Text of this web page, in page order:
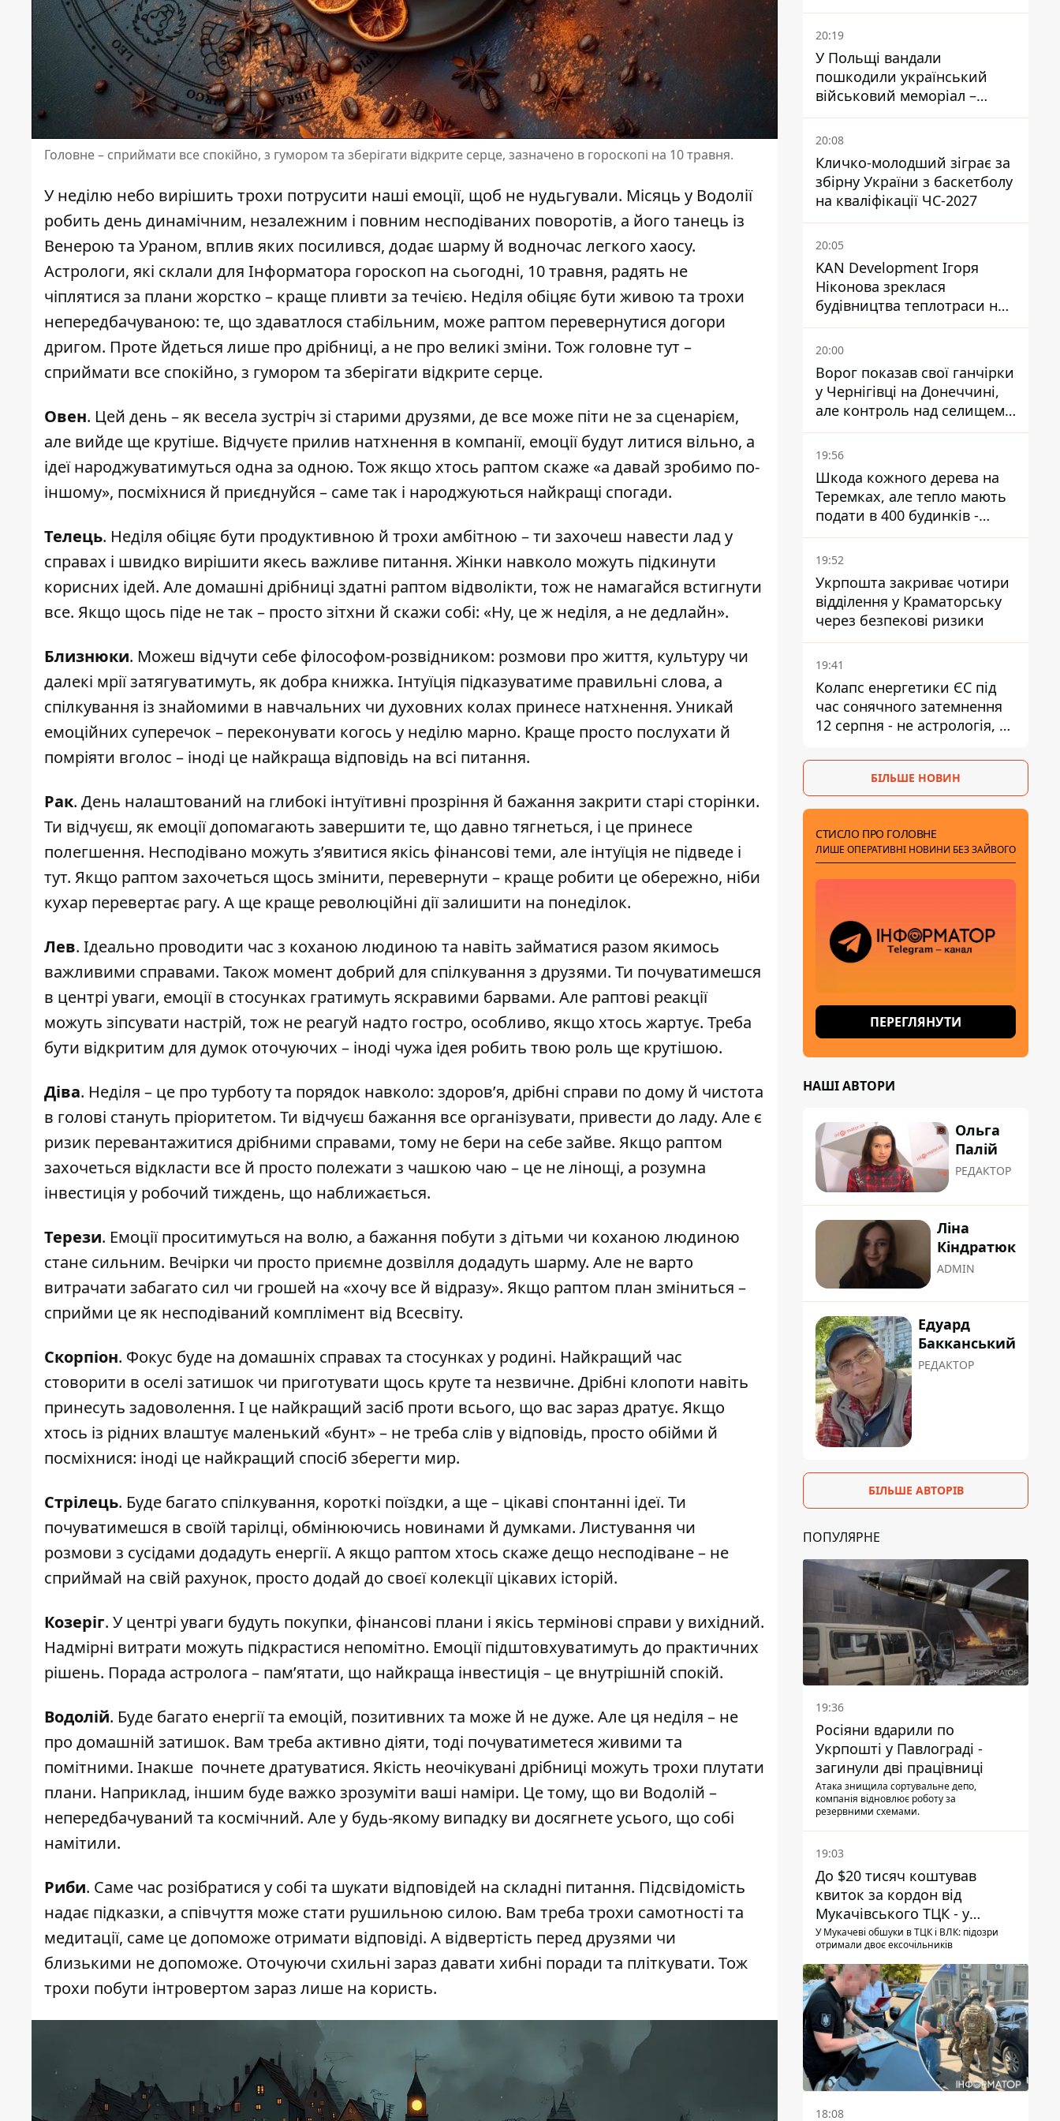
Головне – сприймати все спокійно, з гумором та зберігати відкрите серце, зазначено в гороскопі на 10 травня.
У неділю небо вирішить трохи потрусити наші емоції, щоб не нудьгували. Місяць у Водолії
робить день динамічним, незалежним і повним несподіваних поворотів, а його танець із
Венерою та Ураном, вплив яких посилився, додає шарму й водночас легкого хаосу.
Астрологи, які склали для Інформатора гороскоп на сьогодні, 10 травня, радять не
чіплятися за плани жорстко – краще пливти за течією. Неділя обіцяє бути живою та трохи
непередбачуваною: те, що здаватлося стабільним, може раптом перевернутися догори
дригом. Проте йдеться лише про дрібниці, а не про великі зміни. Тож головне тут –
сприймати все спокійно, з гумором та зберігати відкрите серце.
Овен. Цей день – як весела зустріч зі старими друзями, де все може піти не за сценарієм,
але вийде ще крутіше. Відчуєте прилив натхнення в компанії, емоції будут литися вільно, а
ідеї народжуватимуться одна за одною. Тож якщо хтось раптом скаже «а давай зробимо по-
іншому», посміхнися й приєднуйся – саме так і народжуються найкращі спогади.
Телець. Неділя обіцяє бути продуктивною й трохи амбітною – ти захочеш навести лад у
справах і швидко вирішити якесь важливе питання. Жінки навколо можуть підкинути
корисних ідей. Але домашні дрібниці здатні раптом відволікти, тож не намагайся встигнути
все. Якщо щось піде не так – просто зітхни й скажи собі: «Ну, це ж неділя, а не дедлайн».
Близнюки. Можеш відчути себе філософом-розвідником: розмови про життя, культуру чи
далекі мрії затягуватимуть, як добра книжка. Інтуїція підказуватиме правильні слова, а
спілкування із знайомими в навчальних чи духовних колах принесе натхнення. Уникай
емоційних суперечок – переконувати когось у неділю марно. Краще просто послухати й
помріяти вголос – іноді це найкраща відповідь на всі питання.
Рак. День налаштований на глибокі інтуїтивні прозріння й бажання закрити старі сторінки.
Ти відчуєш, як емоції допомагають завершити те, що давно тягнеться, і це принесе
полегшення. Несподівано можуть з’явитися якісь фінансові теми, але інтуїція не підведе і
тут. Якщо раптом захочеться щось змінити, перевернути – краще робити це обережно, ніби
кухар перевертає рагу. А ще краще революційні дії залишити на понеділок.
Лев. Ідеально проводити час з коханою людиною та навіть займатися разом якимось
важливими справами. Також момент добрий для спілкування з друзями. Ти почуватимешся
в центрі уваги, емоції в стосунках гратимуть яскравими барвами. Але раптові реакції
можуть зіпсувати настрій, тож не реагуй надто гостро, особливо, якщо хтось жартує. Треба
бути відкритим для думок оточуючих – іноді чужа ідея робить твою роль ще крутішою.
Діва. Неділя – це про турботу та порядок навколо: здоров’я, дрібні справи по дому й чистота
в голові стануть пріоритетом. Ти відчуєш бажання все організувати, привести до ладу. Але є
ризик перевантажитися дрібними справами, тому не бери на себе зайве. Якщо раптом
захочеться відкласти все й просто полежати з чашкою чаю – це не лінощі, а розумна
інвестиція у робочий тиждень, що наближається.
Терези. Емоції проситимуться на волю, а бажання побути з дітьми чи коханою людиною
стане сильним. Вечірки чи просто приємне дозвілля додадуть шарму. Але не варто
витрачати забагато сил чи грошей на «хочу все й відразу». Якщо раптом план зміниться –
сприйми це як несподіваний комплімент від Всесвіту.
Скорпіон. Фокус буде на домашніх справах та стосунках у родині. Найкращий час
стоворити в оселі затишок чи приготувати щось круте та незвичне. Дрібні клопоти навіть
принесуть задоволення. І це найкращий засіб проти всього, що вас зараз дратує. Якщо
хтось із рідних влаштує маленький «бунт» – не треба слів у відповідь, просто обійми й
посміхнися: іноді це найкращий спосіб зберегти мир.
Стрілець. Буде багато спілкування, короткі поїздки, а ще – цікаві спонтанні ідеї. Ти
почуватимешся в своїй тарілці, обмінюючись новинами й думками. Листування чи
розмови з сусідами додадуть енергії. А якщо раптом хтось скаже дещо несподіване – не
сприймай на свій рахунок, просто додай до своєї колекції цікавих історій.
Козеріг. У центрі уваги будуть покупки, фінансові плани і якісь термінові справи у вихідний.
Надмірні витрати можуть підкрастися непомітно. Емоції підштовхуватимуть до практичних
рішень. Порада астролога – памʼятати, що найкраща інвестиція – це внутрішній спокій.
Водолій. Буде багато енергії та емоцій, позитивних та може й не дуже. Але ця неділя – не
про домашній затишок. Вам треба активно діяти, тоді почуватиметеся живими та
помітними. Інакше почнете дратуватися. Якість неочікувані дрібниці можуть трохи плутати
плани. Наприклад, іншим буде важко зрозуміти ваші наміри. Це тому, що ви Водолій –
непередбачуваний та космічний. Але у будь-якому випадку ви досягнете усього, що собі
намітили.
Риби. Саме час розібратися у собі та шукати відповідей на складні питання. Підсвідомість
надає підказки, а співчуття може стати рушильною силою. Вам треба трохи самотності та
медитації, саме це допоможе отримати відповіді. А відвертість перед друзями чи
близькими не допоможе. Оточуючи схильні зараз давати хибні поради та пліткувати. Тож
трохи побути інтровертом зараз лише на користь.
завантажений
боєприпасами
20:19
У Польщі вандали
пошкодили український
військовий меморіал –
посольство відреагувало
20:08
Кличко-молодший зіграє за
збірну України з баскетболу
на кваліфікації ЧС-2027
20:05
KAN Development Ігоря
Ніконова зреклася
будівництва теплотраси на
Теремках
20:00
Ворог показав свої ганчірки
у Чернігівці на Донеччині,
але контроль над селищем
не підтверджений
19:56
Шкода кожного дерева на
Теремках, але тепло мають
подати в 400 будинків -
депутатка Київради
19:52
Укрпошта закриває чотири
відділення у Краматорську
через безпекові ризики
19:41
Колапс енергетики ЄС під
час сонячного затемнення
12 серпня - не астрологія, у
екстрених заходів
БІЛЬШЕ НОВИН
СТИСЛО ПРО ГОЛОВНЕ
ЛИШЕ ОПЕРАТИВНІ НОВИНИ БЕЗ ЗАЙВОГО
ПЕРЕГЛЯНУТИ
НАШІ АВТОРИ
Ольга
Палій
РЕДАКТОР
Ліна
Кіндратюк
ADMIN
Едуард
Бакканський
РЕДАКТОР
БІЛЬШЕ АВТОРІВ
ПОПУЛЯРНЕ
19:36
Росіяни вдарили по
Укрпошті у Павлограді -
загинули дві працівниці
Атака знищила сортувальне депо,
компанія відновлює роботу за
резервними схемами.
19:03
До $20 тисяч коштував
квиток за кордон від
Мукачівського ТЦК - у
гучній справі перші підозри
отримали двоє колишніх
керівників
У Мукачеві обшуки в ТЦК і ВЛК: підозри
отримали двоє ексочільників
18:08